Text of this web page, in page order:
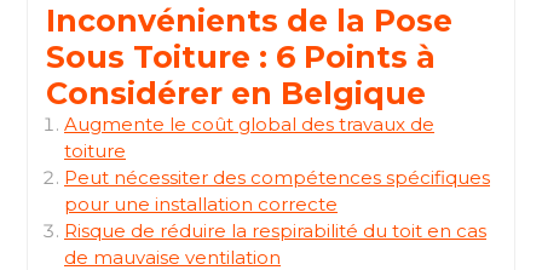
Inconvénients de la Pose
Sous Toiture : 6 Points à
Considérer en Belgique
Augmente le coût global des travaux de
toiture
Peut nécessiter des compétences spécifiques
pour une installation correcte
Risque de réduire la respirabilité du toit en cas
de mauvaise ventilation